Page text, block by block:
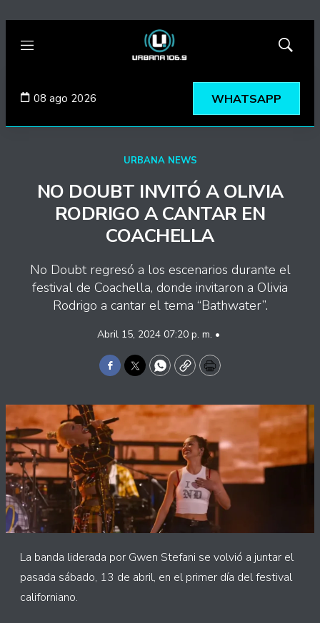
Menú
Mostrar
08 ago 2026 WHATSAPP
URBANA NEWS
NO DOUBT INVITÓ A OLIVIA
RODRIGO A CANTAR EN
COACHELLA
No Doubt regresó a los escenarios durante el
festival de Coachella, donde invitaron a Olivia
Rodrigo a cantar el tema “Bathwater”.
Abril 15, 2024 07:20 p. m. •
Facebook
TwitterWhatsApp
CopyPrint
La banda liderada por Gwen Stefani se volvió a juntar el
pasada sábado, 13 de abril, en el primer día del festival
californiano.